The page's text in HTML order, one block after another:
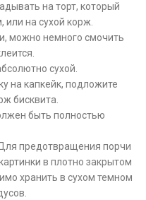
на торт, который
или на сухой корж.
можно немного смочить
сухой.
на капкейк, подложите
бисквита.
быть полностью
предотвращения порчи
в плотно закрытом
хранить в сухом темном